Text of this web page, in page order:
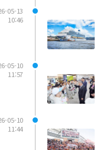
05-13
10:46
05-10
11:57
05-10
11:44